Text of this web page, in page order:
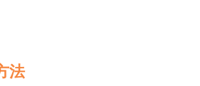
法